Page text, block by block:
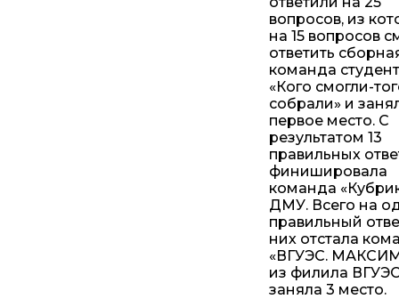
вопросов, из
на 15 вопросов
ответить
команда
«Кого смогли-
собрали» и
первое место. С
результатом 13
правильных
финишировала
команда
ДМУ. Всего на
правильный
них отстала
«ВГУЭС.
из филила
заняла 3 место.